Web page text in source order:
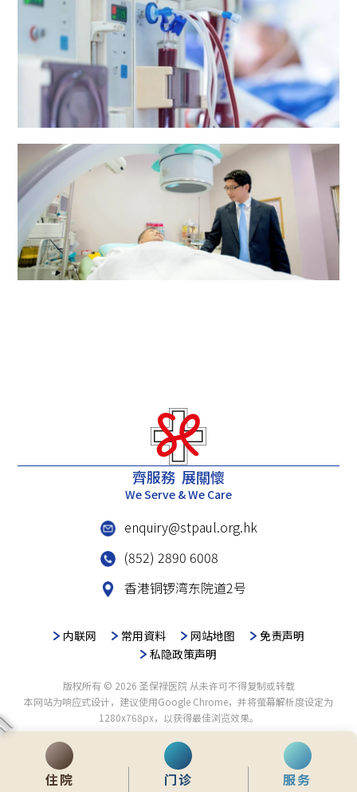
肾科透析中心
住院 门诊 服务
齊服務 展關懷
We Serve & We Care
enquiry@stpaul.org.hk
(852) 2890 6008
香港铜锣湾东院道2号
内联网 常用資料 网站地图
免责声明
私隐政策声明
版权所有 © 2026 圣保禄医院 从未许可不得复制或转载
本网站为响应式设计，建议使用Google Chrome，并将萤幕解析度设定为
1280x768px，以获得最佳浏览效果。